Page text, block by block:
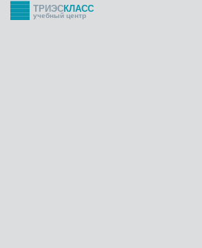
ТРИЭСКЛАСС
учебный центр